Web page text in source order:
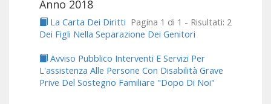
Anno 2018
Pagina 1 di 1 - Risultati: 2
La Carta Dei Diritti
Dei Figli Nella Separazione Dei Genitori
Avviso Pubblico Interventi E Servizi Per
L'assistenza Alle Persone Con Disabilità Grave
Prive Del Sostegno Familiare "Dopo Di Noi"